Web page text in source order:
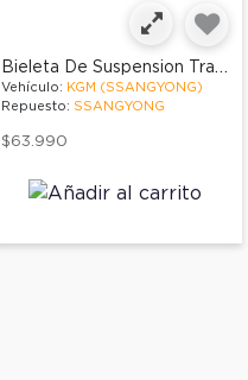
Bieleta De Suspension Trasera Derecha
Vehículo: KGM (SSANGYONG)
Repuesto: SSANGYONG
$63.990